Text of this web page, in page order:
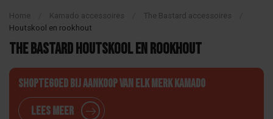
Home Kamado accessoires The Bastard accessoires
Houtskool en rookhout
The Bastard houtskool en rookhout
Shoptegoed bij aankoop van elk merk Kamado
Lees meer